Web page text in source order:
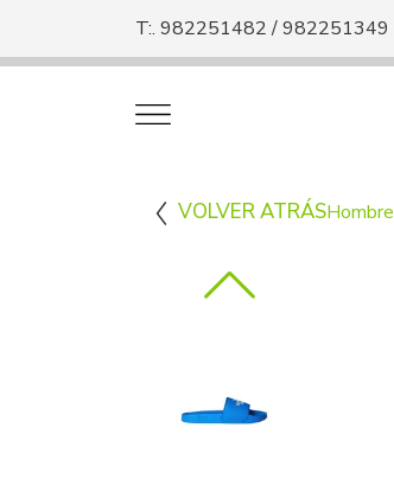
T:. 982251482 / 982251349
VOLVER ATRÁSHombre